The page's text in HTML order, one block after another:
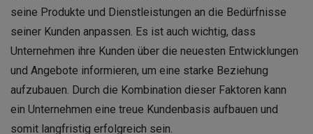
seine Produkte und Dienstleistungen an die Bedürfnisse
seiner Kunden anpassen. Es ist auch wichtig, dass
Unternehmen ihre Kunden über die neuesten Entwicklungen
und Angebote informieren, um eine starke Beziehung
aufzubauen. Durch die Kombination dieser Faktoren kann
ein Unternehmen eine treue Kundenbasis aufbauen und
somit langfristig erfolgreich sein.